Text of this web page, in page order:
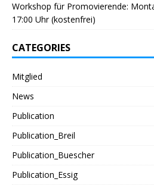
Workshop für Promovierende:
17:00 Uhr (kostenfrei)
CATEGORIES
Mitglied
News
Publication
Publication_Breil
Publication_Buescher
Publication_Essig